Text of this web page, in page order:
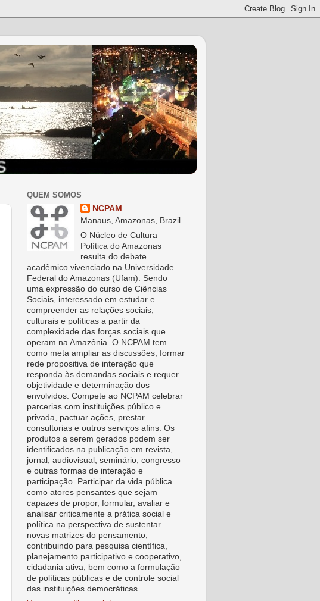
QUEM SOMOS
NCPAM
Manaus, Amazonas, Brazil
O Núcleo de Cultura
Política do Amazonas
resulta do debate
acadêmico vivenciado na Universidade
Federal do Amazonas (Ufam). Sendo
uma expressão do curso de Ciências
Sociais, interessado em estudar e
compreender as relações sociais,
culturais e políticas a partir da
complexidade das forças sociais que
operam na Amazônia. O NCPAM tem
como meta ampliar as discussões, formar
rede propositiva de interação que
responda às demandas sociais e requer
objetividade e determinação dos
envolvidos. Compete ao NCPAM celebrar
parcerias com instituições público e
privada, pactuar ações, prestar
consultorias e outros serviços afins. Os
produtos a serem gerados podem ser
identificados na publicação em revista,
jornal, audiovisual, seminário, congresso
e outras formas de interação e
participação. Participar da vida pública
como atores pensantes que sejam
capazes de propor, formular, avaliar e
analisar criticamente a prática social e
política na perspectiva de sustentar
novas matrizes do pensamento,
contribuindo para pesquisa científica,
planejamento participativo e cooperativo,
cidadania ativa, bem como a formulação
de políticas públicas e de controle social
das instituições democráticas.